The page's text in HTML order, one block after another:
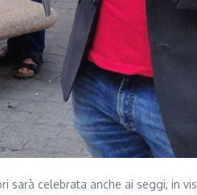
sarà celebrata anche ai seggi, in